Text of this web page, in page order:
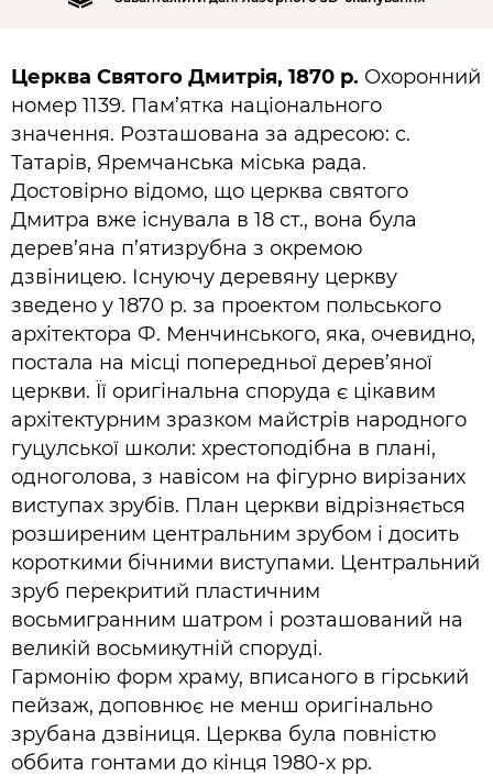
Церква Святого Дмитрія, 1870 р. Охоронний
номер 1139. Пам’ятка національного
значення. Розташована за адресою: с.
Татарів, Яремчанська міська рада.
Достовірно відомо, що церква святого
Дмитра вже існувала в 18 ст., вона була
дерев’яна п’ятизрубна з окремою
дзвіницею. Існуючу деревяну церкву
зведено у 1870 р. за проектом польського
архітектора Ф. Менчинського, яка, очевидно,
постала на місці попередньої дерев’яної
церкви. Її оригінальна споруда є цікавим
архітектурним зразком майстрів народного
гуцулської школи: хрестоподібна в плані,
одноголова, з навісом на фігурно вирізаних
виступах зрубів. План церкви відрізняється
розширеним центральним зрубом і досить
короткими бічними виступами. Центральний
зруб перекритий пластичним
восьмигранним шатром і розташований на
великій восьмикутній споруді.
Гармонію форм храму, вписаного в гірський
пейзаж, доповнює не менш оригінально
зрубана дзвіниця. Церква була повністю
оббита гонтами до кінця 1980-х рр.